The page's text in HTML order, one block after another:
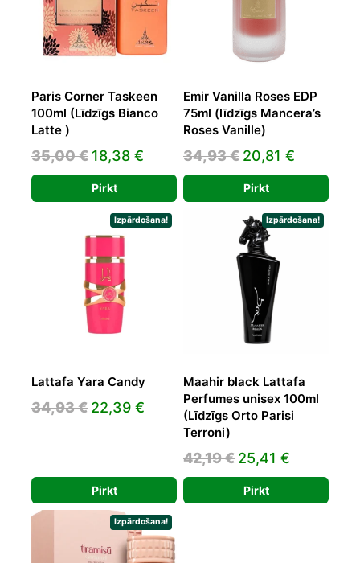
Paris Corner Taskeen
100ml (Līdzīgs Bianco
Latte )
35,00€ Original
price
was:
35,00 €.
18,38 € Current
price
is:
18,38 €.
Pirkt
Emir Vanilla Roses EDP
75ml (līdzīgs Mancera’s
Roses Vanille)
34,93€ Original
price
was:
34,93 €.
20,81 €
price
is:
20,81 €.
Pirkt
Izpārdošana!
Lattafa Yara Candy
34,93€ Original
22,39 € Current
Pirkt
Izpārdošana!
Maahir black Lattafa
Perfumes unisex 100ml
(Līdzīgs Orto Parisi
Terroni)
42,19€ Original
price
was:
25,41 €
price
is:
Pirkt
Izpārdošana!